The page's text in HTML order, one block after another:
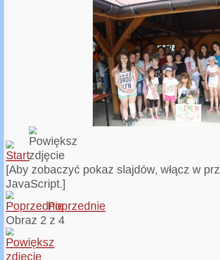
[Aby zobaczyć pokaz slajdów, włącz w
JavaScript.]
Poprzednie
Obraz 2 z 4